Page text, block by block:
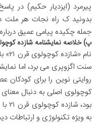
پیرمرد (ایزدیار حکیم) در
بدونید ک راه نجات هر ملت
جمله چکیده پیامی عمیق
پ) خلاصه نمایشنامه شازده
نام
سنت اگزوپری می برد، اما
روایتی نوین را برای
کوچولوی اصلی به دنبال
به ویژه تکنولوژی و ارتباطات